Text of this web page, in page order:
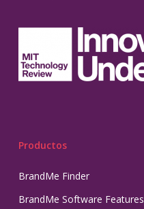
Productos
BrandMe Finder
BrandMe Software Features